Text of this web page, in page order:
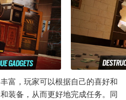
富，玩家可以根据自己的喜好和
装备，从而更好地完成任务。同